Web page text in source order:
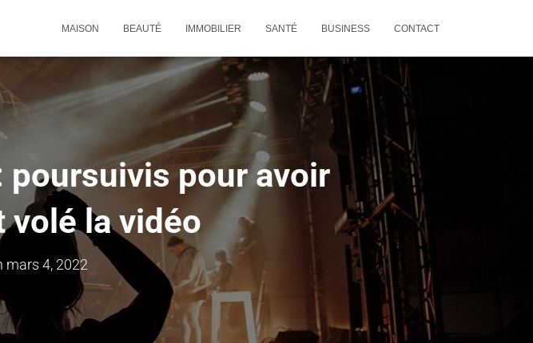
MAISON BEAUTÉ IMMOBILIER SANTÉ BUSINESS CONTACT
pour avoir
la vidéo
mars 4, 2022